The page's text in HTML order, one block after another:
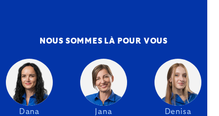
NOUS SOMMES LÀ POUR VOUS
Dana Jana Denisa